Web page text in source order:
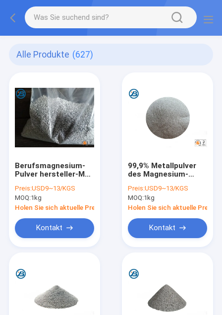
Alle Produkte (627)
Berufsmagnesium-
Pulver hersteller-Mg
Hoch-
Leistungsfähigkeits-
Katalysator
Preis:USD9~13/KGS
MOQ:1kg
Holen Sie sich aktuelle Preis
Kontakt
99,9% Metallpulver
des Magnesium-
benutzt im
Blitzpulver
Desulfurizer in der
Metallurgie
Preis:USD9~13/KGS
MOQ:1kg
Holen Sie sich aktuelle Preis
Kontakt